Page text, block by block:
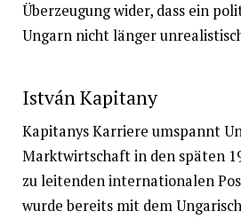
Überzeugung wider, dass ein
Ungarn nicht länger
István Kapitany
Kapitanys Karriere umspannt
Marktwirtschaft in den späten
zu leitenden internationalen
wurde bereits mit dem